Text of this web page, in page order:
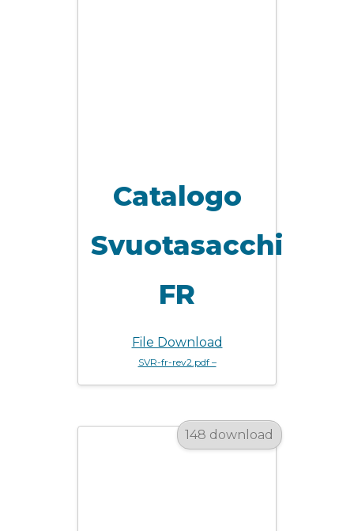
Catalogo
Svuotasacchi
FR
File Download
SVR-fr-rev2.pdf –
148 download